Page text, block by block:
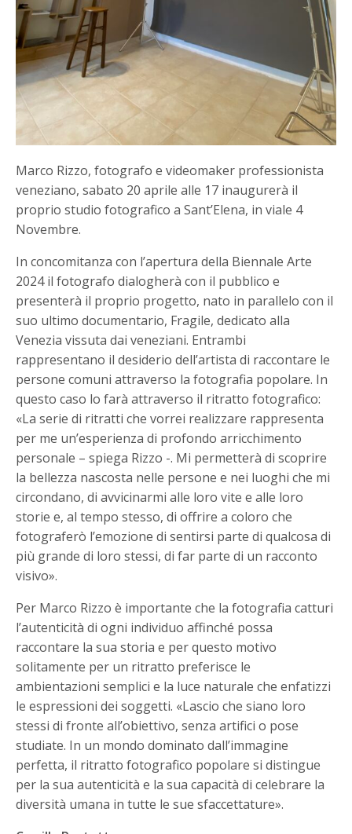
Marco Rizzo, fotografo e videomaker professionista
veneziano, sabato 20 aprile alle 17 inaugurerà il
proprio studio fotografico a Sant’Elena, in viale 4
Novembre.
In concomitanza con l’apertura della Biennale Arte
2024 il fotografo dialogherà con il pubblico e
presenterà il proprio progetto, nato in parallelo con il
suo ultimo documentario, Fragile, dedicato alla
Venezia vissuta dai veneziani. Entrambi
rappresentano il desiderio dell’artista di raccontare le
persone comuni attraverso la fotografia popolare. In
questo caso lo farà attraverso il ritratto fotografico:
«La serie di ritratti che vorrei realizzare rappresenta
per me un’esperienza di profondo arricchimento
personale – spiega Rizzo -. Mi permetterà di scoprire
la bellezza nascosta nelle persone e nei luoghi che mi
circondano, di avvicinarmi alle loro vite e alle loro
storie e, al tempo stesso, di offrire a coloro che
fotograferò l’emozione di sentirsi parte di qualcosa di
più grande di loro stessi, di far parte di un racconto
visivo».
Per Marco Rizzo è importante che la fotografia catturi
l’autenticità di ogni individuo affinché possa
raccontare la sua storia e per questo motivo
solitamente per un ritratto preferisce le
ambientazioni semplici e la luce naturale che enfatizzi
le espressioni dei soggetti. «Lascio che siano loro
stessi di fronte all’obiettivo, senza artifici o pose
studiate. In un mondo dominato dall’immagine
perfetta, il ritratto fotografico popolare si distingue
per la sua autenticità e la sua capacità di celebrare la
diversità umana in tutte le sue sfaccettature».